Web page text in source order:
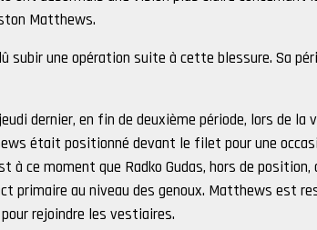
Matthews.
subir une opération suite à cette blessure. Sa
dernier, en fin de deuxième période, lors de
était positionné devant le filet pour une
à ce moment que Radko Gudas, hors de
primaire au niveau des genoux. Matthews est
rejoindre les vestiaires.